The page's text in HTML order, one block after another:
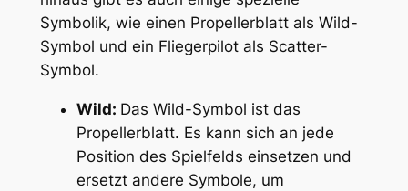
Symbolik, wie einen Propellerblatt als Wild-
Symbol und ein Fliegerpilot als Scatter-
Symbol.
Wild: Das Wild-Symbol ist das
Propellerblatt. Es kann sich an jede
Position des Spielfelds einsetzen und
ersetzt andere Symbole, um